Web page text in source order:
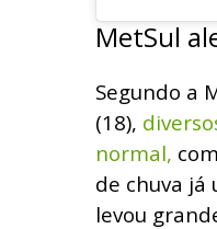
MetSul
Segundo a
(18),
normal,
de chuva já
levou